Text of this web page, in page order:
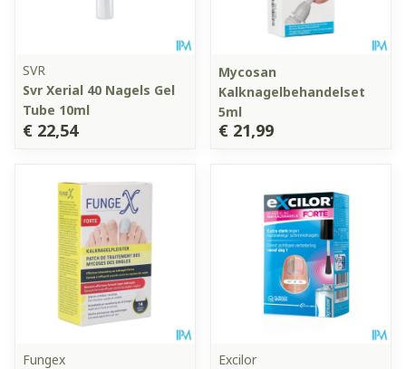
SVR
Svr Xerial 40 Nagels Gel
Tube 10ml
€ 22,54
Mycosan
Kalknagelbehandelset
5ml
€ 21,99
Fungex
Excilor